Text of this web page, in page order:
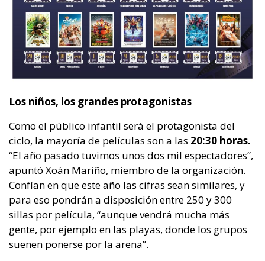
Los niños, los grandes protagonistas
Como el público infantil será el protagonista del
ciclo, la mayoría de películas son a las 20:30 horas.
“El año pasado tuvimos unos dos mil espectadores”,
apuntó Xoán Mariño, miembro de la organización.
Confían en que este año las cifras sean similares, y
para eso pondrán a disposición entre 250 y 300
sillas por película, “aunque vendrá mucha más
gente, por ejemplo en las playas, donde los grupos
suenen ponerse por la arena”.